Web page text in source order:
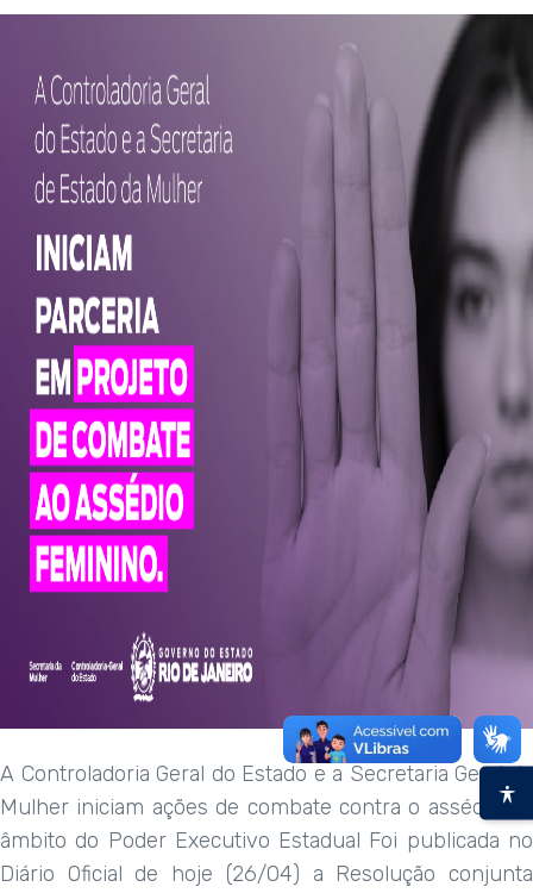
A Controladoria Geral do Estado e a Secretaria Geral da
Mulher iniciam ações de combate contra o assédio no
âmbito do Poder Executivo Estadual Foi publicada no
Diário Oficial de hoje (26/04) a Resolução conjunta